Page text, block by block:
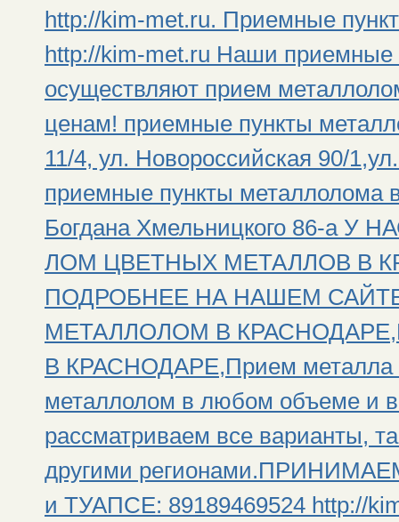
http://kim-met.ru. Приемные
http://kim-met.ru Наши приемные
осуществляют прием
ценам! приемные пункты
11/4, ул. Новороссийская 90/
приемные пункты металлолома
Богдана Хмельницкого 86-а
ЛОМ ЦВЕТНЫХ МЕТАЛЛОВ В
ПОДРОБНЕЕ НА НАШЕМ
МЕТАЛЛОЛОМ В
В КРАСНОДАРЕ,Прием металла
металлолом в любом объеме и
рассматриваем все варианты,
другими
и ТУАПСЕ: 89189469524 http://